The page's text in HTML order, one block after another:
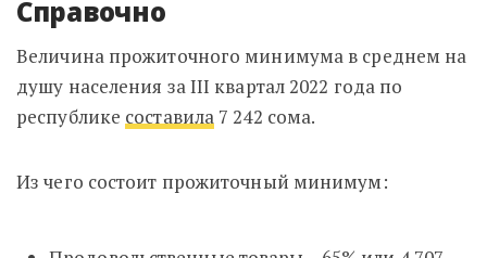
Справочно
Величина прожиточного минимума в среднем на
душу населения за III квартал 2022 года по
республике составила 7 242 сома.
Из чего состоит прожиточный минимум: